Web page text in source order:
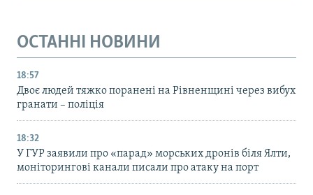
ОСТАННІ НОВИНИ
18:57
Двоє людей тяжко поранені на Рівненщині через вибух
гранати – поліція
18:32
У ГУР заявили про «парад» морських дронів біля Ялти,
моніторингові канали писали про атаку на порт